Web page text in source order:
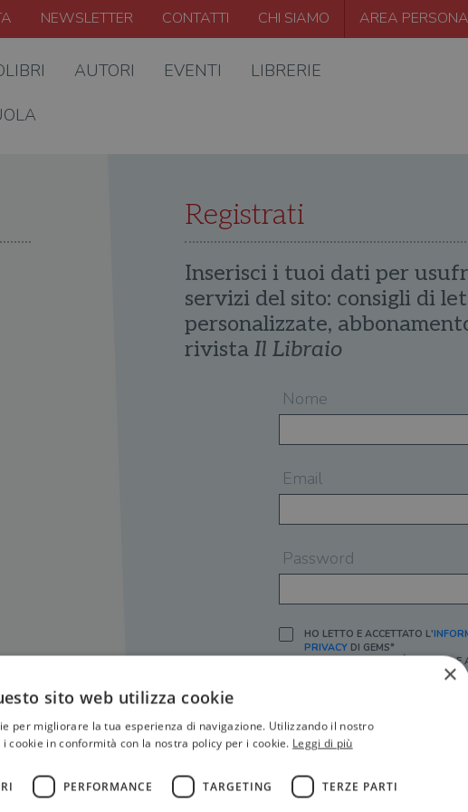
NEWSLETTER CONTATTI CHI SIAMO AREA
AUTORI EVENTI LIBRERIE
Registrati
Inserisci i tuoi dati per
servizi del sito: consigli di
personalizzate,
rivista Il Libraio
Nome
Email
Password
HO LETTO E ACCETTATO L'
PRIVACYDI GEMS*
IN MANCANZA NON È POSSIBILE
ACCOUNT E/O RICEVERE I
SÌ, DESIDERO RICEVERE BUONI
OFFERTE SPECIALI, ESSERE
PROMOZIONI E NOVITÀ.
[FINALITÀ MARKETING, ART.2 (E),
×
sito web utilizza cookie
per migliorare la tua esperienza di navigazione. Utilizzando il nostro
cookie in conformità con la nostra policy per i cookie. Leggi di più
PERFORMANCE TARGETING TERZE PARTI